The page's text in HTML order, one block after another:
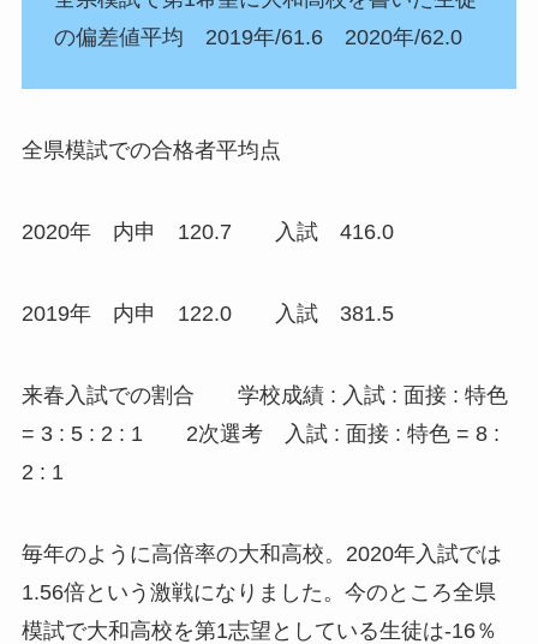
の偏差値平均 2019年/61.6 2020年/62.0
全県模試での合格者平均点
2020年 内申 120.7 入試 416.0
2019年 内申 122.0 入試 381.5
来春入試での割合 学校成績 : 入試 : 面接 : 特色
= 3 : 5 : 2 : 1 2次選考 入試 : 面接 : 特色 = 8 :
2 : 1
毎年のように高倍率の大和高校。2020年入試では
1.56倍という激戦になりました。今のところ全県
模試で大和高校を第1志望としている生徒は-16％